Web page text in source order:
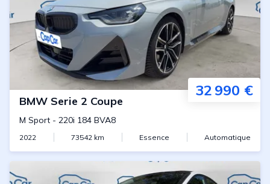
32 990 €
BMW Serie 2 Coupe
M Sport - 220i 184 BVA8
2022 73542 km Essence Automatique